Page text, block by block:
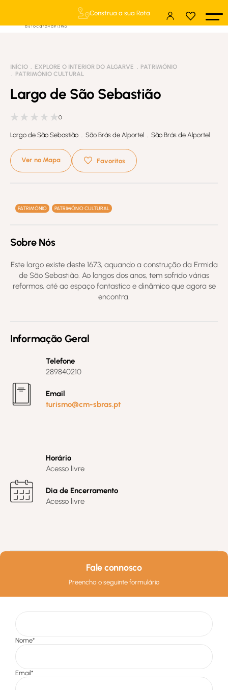
Construa a sua Rota
INÍCIO EXPLORE O INTERIOR DO ALGARVE
PATRIMÓNIO
PATRIMÓNIO CULTURAL
Largo de São Sebastião
0
Largo de São Sebastião . São Brás de Alportel . São Brás de Alportel
Ver no Mapa Favoritos
PATRIMÓNIO PATRIMÓNIO CULTURAL
Sobre Nós
Este largo existe deste 1673, aquando a construção da Ermida
de São Sebastião. Ao longos dos anos, tem sofrido várias
reformas, até ao espaço fantastico e dinâmico que agora se
encontra.
Informação Geral
Telefone
289840210
Email
turismo@cm-sbras.pt
Horário
Acesso livre
Dia de Encerramento
Acesso livre
Fale connosco
Preencha o seguinte formulário